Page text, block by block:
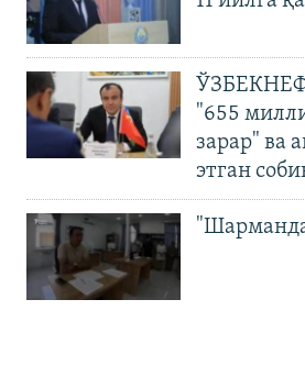
"655
зарар" ва
этган